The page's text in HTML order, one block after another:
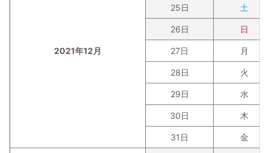
2021年12月
25日 土
26日 日
27日 月
28日 火
29日 水
30日 木
31日 金